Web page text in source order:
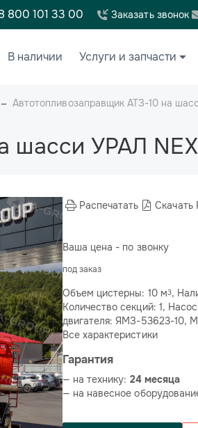
800 101 33 00 Заказать звонок
В наличии Услуги и запчасти
Автотопливозаправщик АТЗ-10 на
шасси УРАЛ
Распечатать Скачать
Ваша цена - по звонку
под заказ
Объем цистерны: 10 м3,
Количество секций: 1,
двигателя: ЯМЗ-53623-10,
Все характеристики
Гарантия
— на технику: 24 месяца
— на навесное